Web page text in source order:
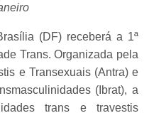
(DF) receberá a 1ª
Trans. Organizada pela
e Transexuais (Antra) e
(Ibrat), a
trans e travestis